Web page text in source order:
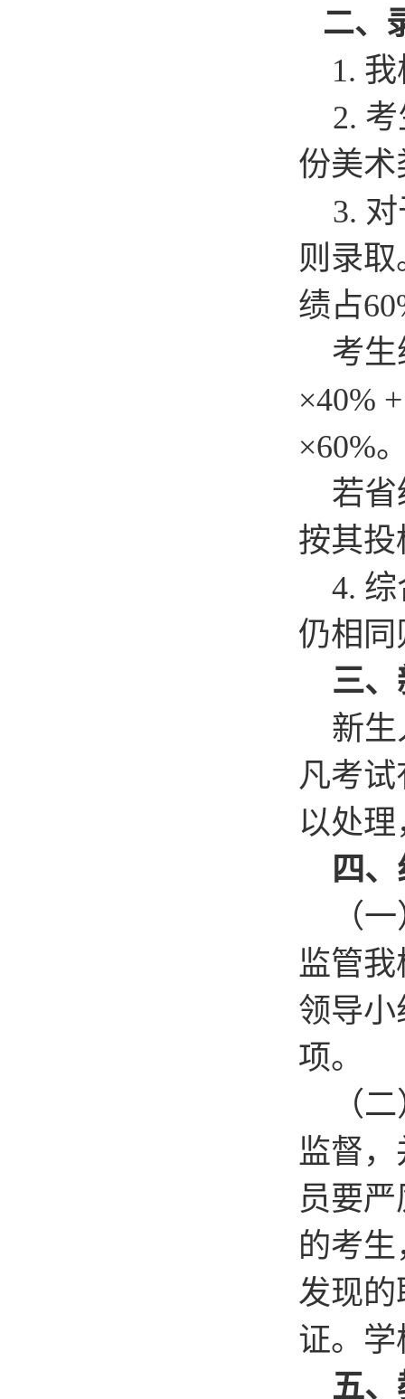
二、
1. 我
2.
份美
3.
则录
绩占
考
×40%
×60%
若
按其
4. 综
仍相
三
新
凡考
以处
四
（
监管
领导
项。
（
监督
员要
的考
发现
证。学
五